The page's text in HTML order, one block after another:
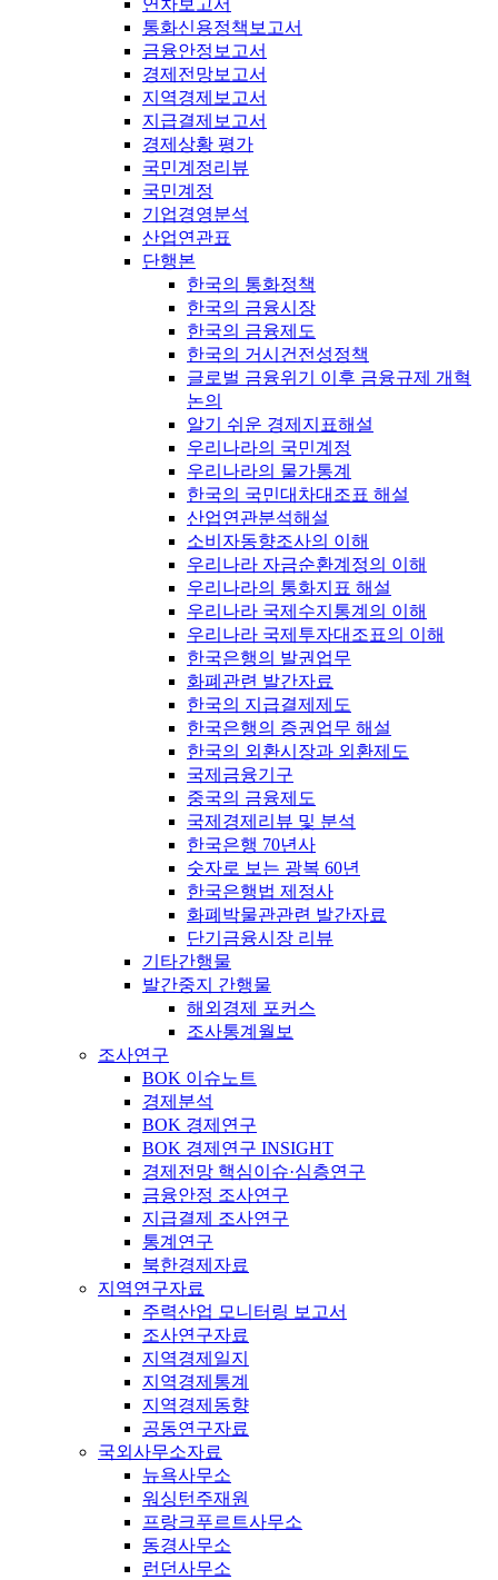
연차보고서
통화신용정책보고서
금융안정보고서
경제전망보고서
지역경제보고서
지급결제보고서
경제상황 평가
국민계정리뷰
국민계정
기업경영분석
산업연관표
단행본
한국의 통화정책
한국의 금융시장
한국의 금융제도
한국의 거시건전성정책
글로벌 금융위기 이후 금융규제 개혁
논의
알기 쉬운 경제지표해설
우리나라의 국민계정
우리나라의 물가통계
한국의 국민대차대조표 해설
산업연관분석해설
소비자동향조사의 이해
우리나라 자금순환계정의 이해
우리나라의 통화지표 해설
우리나라 국제수지통계의 이해
우리나라 국제투자대조표의 이해
한국은행의 발권업무
화폐관련 발간자료
한국의 지급결제제도
한국은행의 증권업무 해설
한국의 외환시장과 외환제도
국제금융기구
중국의 금융제도
국제경제리뷰 및 분석
한국은행 70년사
숫자로 보는 광복 60년
한국은행법 제정사
화폐박물관관련 발간자료
단기금융시장 리뷰
기타간행물
발간중지 간행물
해외경제 포커스
조사통계월보
조사연구
BOK 이슈노트
경제분석
BOK 경제연구
BOK 경제연구 INSIGHT
경제전망 핵심이슈·심층연구
금융안정 조사연구
지급결제 조사연구
통계연구
북한경제자료
지역연구자료
주력산업 모니터링 보고서
조사연구자료
지역경제일지
지역경제통계
지역경제동향
공동연구자료
국외사무소자료
뉴욕사무소
워싱턴주재원
프랑크푸르트사무소
동경사무소
런던사무소